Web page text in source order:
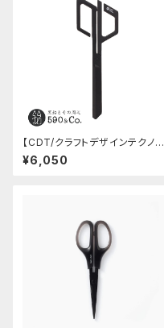
【CDT/クラフトデザインテクノロ
ジー】ハサミ (黒)
¥6,050